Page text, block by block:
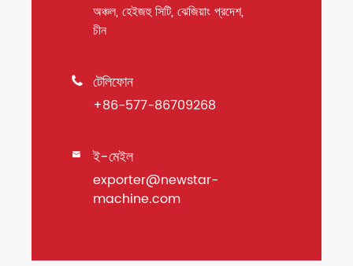
অঞ্চল, হেইজহু সিটি, ঝেজিয়াং প্রদেশ,
চীন
 টেলিফোন
+86-577-86709268
 ই-মেইল
exporter@newstar-
machine.com